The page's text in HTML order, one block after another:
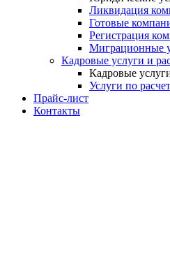
Ликвидация
Готовые
Регистрация
Миграционные
Кадровые услуги и
Кадровые
Услуги по
Прайс-лист
Контакты